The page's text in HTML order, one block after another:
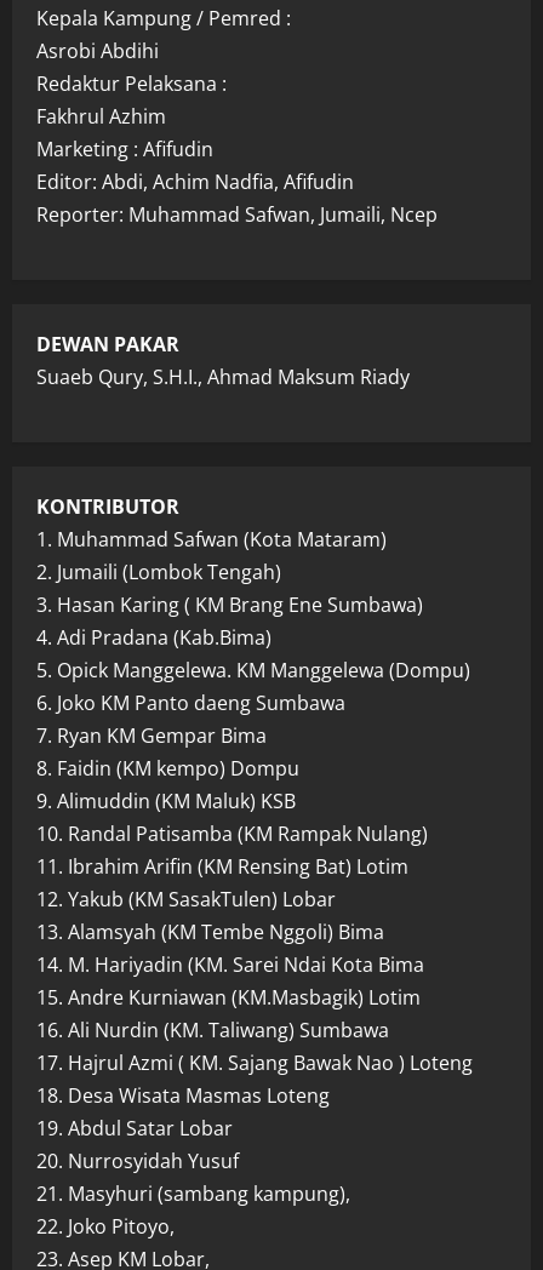
Kepala Kampung / Pemred :
Asrobi Abdihi
Redaktur Pelaksana :
Fakhrul Azhim
Marketing : Afifudin
Editor: Abdi, Achim Nadfia, Afifudin
Reporter: Muhammad Safwan, Jumaili, Ncep
DEWAN PAKAR
Suaeb Qury, S.H.I., Ahmad Maksum Riady
KONTRIBUTOR
1. Muhammad Safwan (Kota Mataram)
2. Jumaili (Lombok Tengah)
3. Hasan Karing ( KM Brang Ene Sumbawa)
4. Adi Pradana (Kab.Bima)
5. Opick Manggelewa. KM Manggelewa (Dompu)
6. Joko KM Panto daeng Sumbawa
7. Ryan KM Gempar Bima
8. Faidin (KM kempo) Dompu
9. Alimuddin (KM Maluk) KSB
10. Randal Patisamba (KM Rampak Nulang)
11. Ibrahim Arifin (KM Rensing Bat) Lotim
12. Yakub (KM SasakTulen) Lobar
13. Alamsyah (KM Tembe Nggoli) Bima
14. M. Hariyadin (KM. Sarei Ndai Kota Bima
15. Andre Kurniawan (KM.Masbagik) Lotim
16. Ali Nurdin (KM. Taliwang) Sumbawa
17. Hajrul Azmi ( KM. Sajang Bawak Nao ) Loteng
18. Desa Wisata Masmas Loteng
19. Abdul Satar Lobar
20. Nurrosyidah Yusuf
21. Masyhuri (sambang kampung),
22. Joko Pitoyo,
23. Asep KM Lobar,